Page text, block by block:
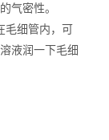
气密性。
细管内，可
液润一下毛细